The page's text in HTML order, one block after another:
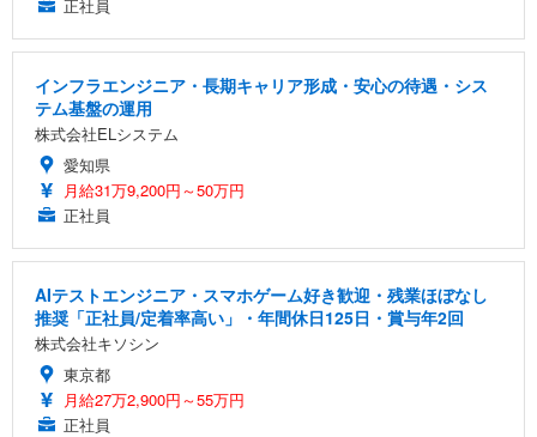
正社員
インフラエンジニア・長期キャリア形成・安心の待遇・シス
テム基盤の運用
株式会社ELシステム
愛知県
月給31万9,200円～50万円
正社員
AIテストエンジニア・スマホゲーム好き歓迎・残業ほぼなし
推奨「正社員/定着率高い」・年間休日125日・賞与年2回
株式会社キソシン
東京都
月給27万2,900円～55万円
正社員